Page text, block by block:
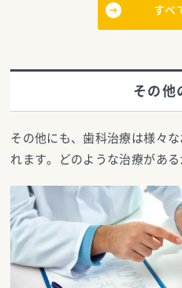
すべ
その他
その他にも、歯科治療は様々
れます。どのような治療があ